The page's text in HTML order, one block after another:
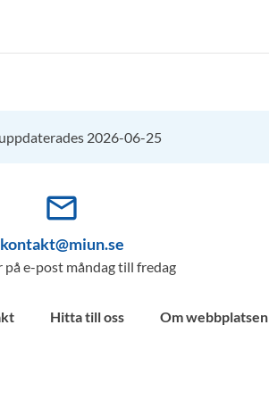
2026-06-25
mail_outline
kontakt@miun.se
på e-post måndag till fredag
Hitta till oss Om webbplatsen